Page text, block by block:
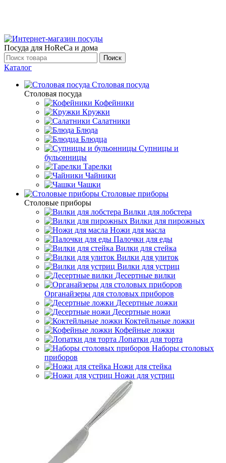
Посуда для HoReCa и дома
Поиск
Каталог
Столовая посуда
Столовая посуда
Кофейники
Кружки
Салатники
Блюда
Блюдца
Супницы и
бульонницы
Тарелки
Чайники
Чашки
Cтоловые приборы
Cтоловые приборы
Вилки для лобстера
Вилки для пирожных
Ножи для масла
Палочки для еды
Вилки для стейка
Вилки для улиток
Вилки для устриц
Десертные вилки
Органайзеры для столовых приборов
Десертные ложки
Десертные ножи
Коктейльные ложки
Кофейные ложки
Лопатки для торта
Наборы столовых
приборов
Ножи для стейка
Ножи для устриц